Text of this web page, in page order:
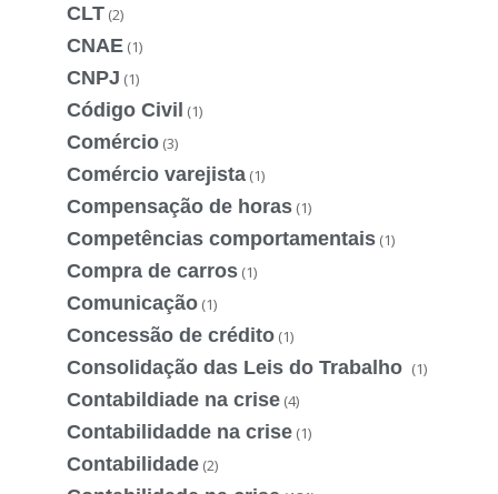
CLT (2)
CNAE (1)
CNPJ (1)
Código Civil (1)
Comércio (3)
Comércio varejista (1)
Compensação de horas (1)
Competências comportamentais (1)
Compra de carros (1)
Comunicação (1)
Concessão de crédito (1)
Consolidação das Leis do Trabalho (1)
Contabildiade na crise (4)
Contabilidadde na crise (1)
Contabilidade (2)